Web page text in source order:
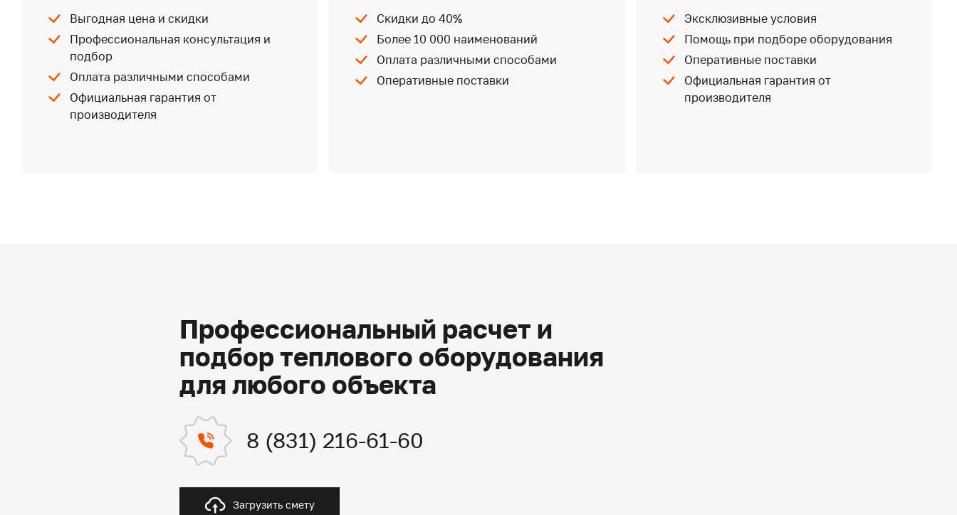
Выгодная цена и скидки
Профессиональная консультация и
подбор
Оплата различными способами
Официальная гарантия от
производителя
Скидки до 40%
Более 10 000 наименований
Оплата различными способами
Оперативные поставки
Эксклюзивные условия
Помощь при подборе оборудования
Оперативные поставки
Официальная гарантия от
производителя
Профессиональный расчет и
подбор теплового оборудования
для любого объекта
8 (831) 216-61-60
Загрузить смету